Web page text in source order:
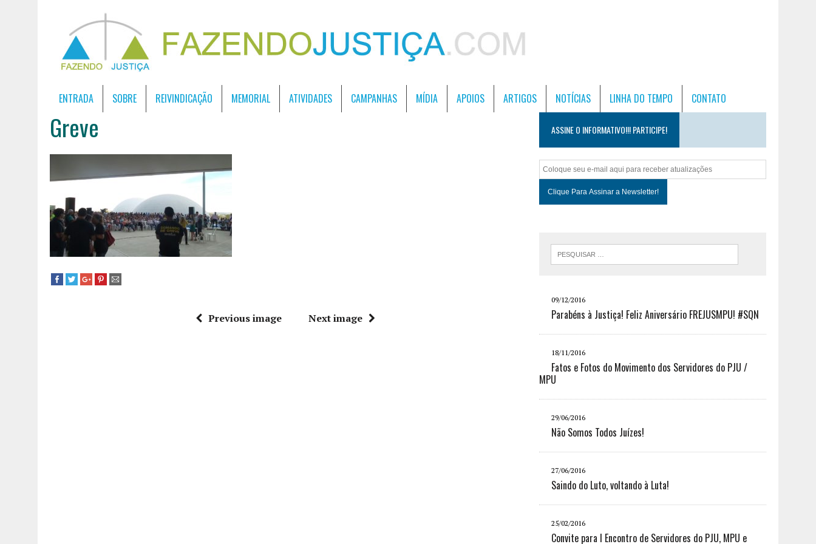
ENTRADA SOBRE REIVINDICAÇÃO MEMORIAL ATIVIDADES CAMPANHAS MÍDIA APOIOS ARTIGOS NOTÍCIAS LINHA DO TEMPO CONTATO
Greve
Previous image Next image
ASSINE O INFORMATIVO!!! PARTICIPE!
09/12/2016
Parabéns à Justiça! Feliz Aniversário FREJUSMPU! #SQN
18/11/2016
Fatos e Fotos do Movimento dos Servidores do PJU /
MPU
29/06/2016
Não Somos Todos Juízes!
27/06/2016
Saindo do Luto, voltando à Luta!
25/02/2016
Convite para I Encontro de Servidores do PJU, MPU e